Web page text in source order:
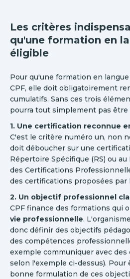
Les critères
qu'une formation en
éligible
Pour qu'une formation en
CPF, elle doit obligatoirement
cumulatifs. Sans ces trois
pourra tout simplement pas être
1. Une certification reconnue
C'est le critère numéro un, non
doit déboucher sur une
Répertoire Spécifique (RS) ou
des Certifications
des certifications proposées par
2. Un objectif professionnel
CPF finance des formations qui
vie professionnelle.
donc définir des objectifs
des compétences
exemple communiquer avec
selon l'exemple ci-dessus). Pour
bonne formulation de ces